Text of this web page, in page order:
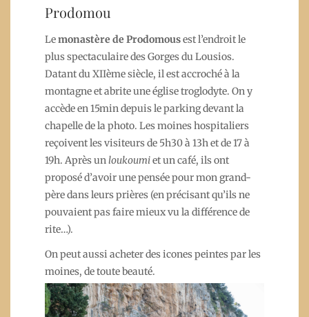
Prodomou
Lemonastère de Prodomousest l’endroit le
plus spectaculaire des Gorges du Lousios.
Datant du XIIème siècle, il est accroché à la
montagne et abrite une église troglodyte. On y
accède en 15min depuis le parking devant la
chapelle de la photo. Les moines hospitaliers
reçoivent les visiteurs de 5h30 à 13h et de 17 à
19h. Après unloukoumiet un café, ils ont
proposé d’avoir une pensée pour mon grand-
père dans leurs prières (en précisant qu’ils ne
pouvaient pas faire mieux vu la différence de
rite…).
On peut aussi acheter des icones peintes par les
moines, de toute beauté.